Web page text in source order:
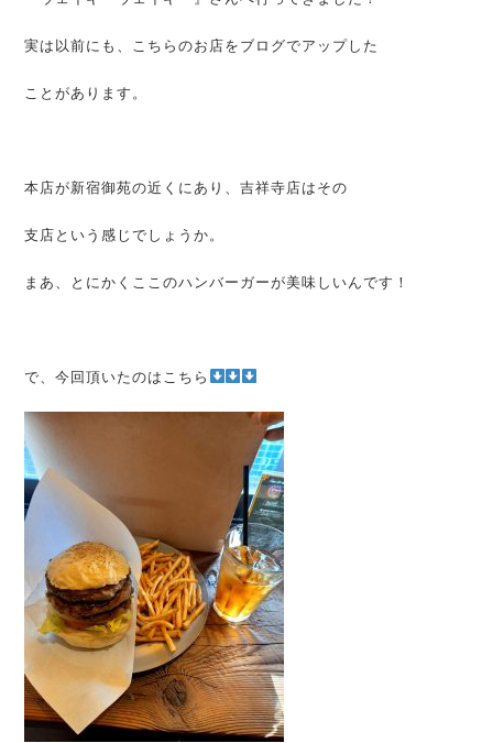
実は以前にも、こちらのお店をブログでアップした
ことがあります。
本店が新宿御苑の近くにあり、吉祥寺店はその
支店という感じでしょうか。
まあ、とにかくここのハンバーガーが美味しいんです！
で、今回頂いたのはこちら